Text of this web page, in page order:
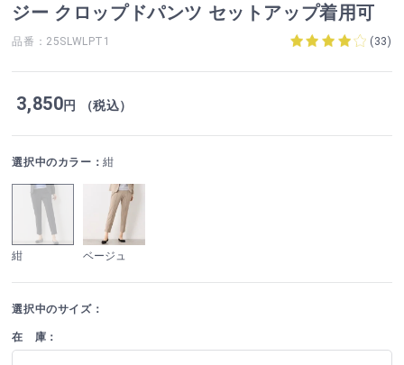
ジー クロップドパンツ セットアップ着用可
品番：25SLWLPT1 (33)
3,850円 （税込）
選択中のカラー：紺
紺 ベージュ
選択中のサイズ：
在 庫：